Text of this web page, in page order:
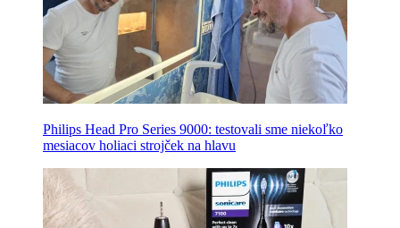
Philips Head Pro Series 9000: testovali sme niekoľko
mesiacov holiaci strojček na hlavu